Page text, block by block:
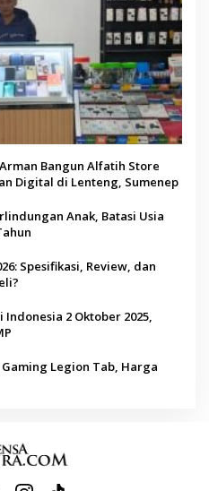
Bangun Alfatih Store
Digital di Lenteng, Sumenep
Anak, Batasi Usia
Spesifikasi, Review, dan
2 Oktober 2025,
Legion Tab, Harga